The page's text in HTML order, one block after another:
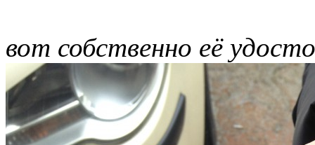
вот собственно её